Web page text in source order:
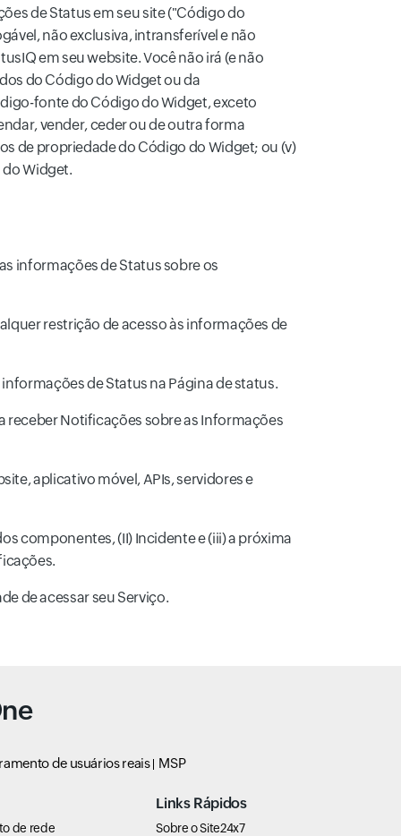
de Status em seu site ("Código do
não exclusiva, intransferível e não
em seu website. Você não irá (e não
do Código do Widget ou da
fonte do Código do Widget, exceto
vender, ceder ou de outra forma
de propriedade do Código do Widget; ou (v)
Widget.
informações de Status sobre os
restrição de acesso às informações de
de Status na Página de status.
receber Notificações sobre as Informações
aplicativo móvel, APIs, servidores e
componentes, (II) Incidente e (iii) a próxima
de acessar seu Serviço.
de usuários reais MSP
de rede
Links Rápidos
Sobre o Site24x7